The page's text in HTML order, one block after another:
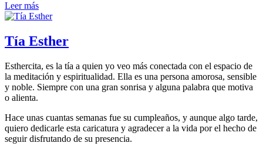
Leer más
Tía Esther
Esthercita, es la tía a quien yo veo más conectada con el espacio de
la meditación y espiritualidad. Ella es una persona amorosa, sensible
y noble. Siempre con una gran sonrisa y alguna palabra que motiva
o alienta.
Hace unas cuantas semanas fue su cumpleaños, y aunque algo tarde,
quiero dedicarle esta caricatura y agradecer a la vida por el hecho de
seguir disfrutando de su presencia.